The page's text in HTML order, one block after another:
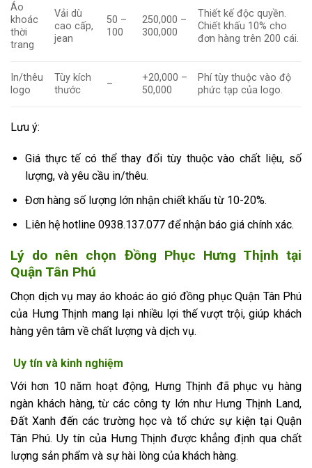
Áo
khoác
thời
trang
Vải dù
cao cấp,
jean
50 –
100
250,000 –
300,000
Thiết kế độc quyền.
Chiết khấu 10% cho
đơn hàng trên 200 cái.
In/thêu
logo
Tùy kích
thước
–
+20,000 –
50,000
Phí tùy thuộc vào độ
phức tạp của logo.
Lưu ý:
Giá thực tế có thể thay đổi tùy thuộc vào chất liệu, số
lượng, và yêu cầu in/thêu.
Đơn hàng số lượng lớn nhận chiết khấu từ 10-20%.
Liên hệ hotline 0938.137.077 để nhận báo giá chính xác.
Lý do nên chọn Đồng Phục Hưng Thịnh tại
Quận Tân Phú
Chọn dịch vụ may áo khoác áo gió đồng phục Quận Tân Phú
của Hưng Thịnh mang lại nhiều lợi thế vượt trội, giúp khách
hàng yên tâm về chất lượng và dịch vụ.
Uy tín và kinh nghiệm
Với hơn 10 năm hoạt động, Hưng Thịnh đã phục vụ hàng
ngàn khách hàng, từ các công ty lớn như Hưng Thịnh Land,
Đất Xanh đến các trường học và tổ chức sự kiện tại Quận
Tân Phú. Uy tín của Hưng Thịnh được khẳng định qua chất
lượng sản phẩm và sự hài lòng của khách hàng.